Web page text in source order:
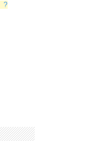
?